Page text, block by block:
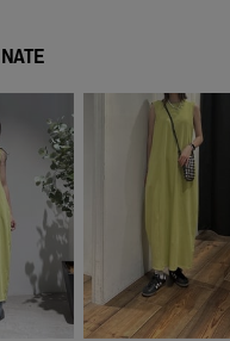
いのモニター環境によ
ます。
ョンタグをご確認くださ